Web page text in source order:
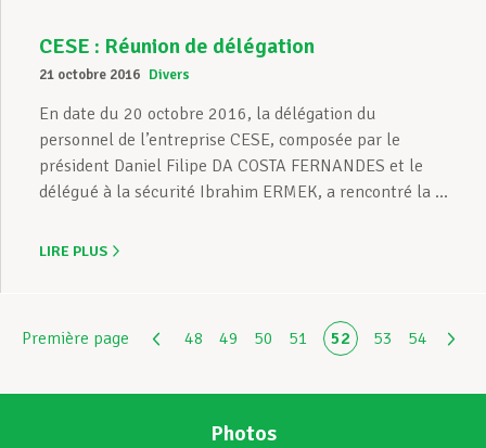
CESE : Réunion de délégation
21 octobre 2016 Divers
En date du 20 octobre 2016, la délégation du
personnel de l’entreprise CESE, composée par le
président Daniel Filipe DA COSTA FERNANDES et le
délégué à la sécurité Ibrahim ERMEK, a rencontré la ...
LIRE PLUS
Première page 48 49 50 51 52 53 54
Photos